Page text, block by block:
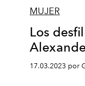
MUJER
Los
17.03.2023 por